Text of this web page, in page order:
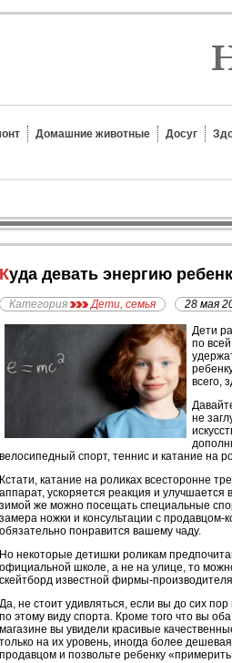
Домашние животные Досуг
Куда девать энергию
Категория Дети, семья 28 мая
Дети
по
всего,
не
велосипедный спорт, теннис и катание на
Кстати, катание на роликах всесторонне
аппарат, ускоряется реакция и
зимой же можно посещать специальные
замера ножки и консультации с
обязательно понравится вашему чаду.
Но некоторые детишки роликам
официальной школе, а не на улице, то
скейтборд известной фирмы-
Да, не стоит удивляться, если вы до сих
по этому виду спорта. Кроме того что вы
магазине вы увидели красивые
только на их уровень, иногда более
продавцом и позвольте ребенку